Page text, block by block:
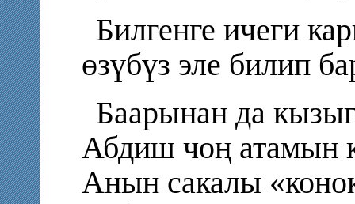
Билгенге ичеги
өзүбүз эле билип
Баарынан да
Абдиш чоң атамын
Анын сакалы